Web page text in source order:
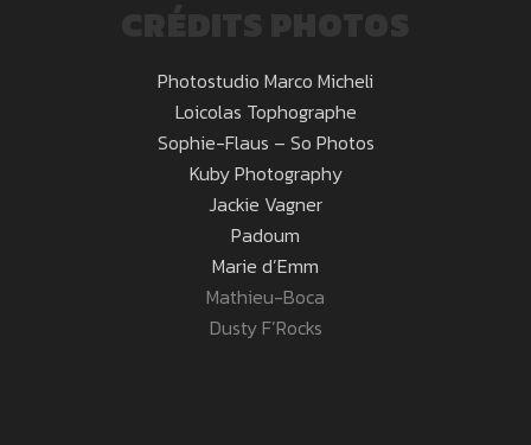
Photostudio Marco Micheli
Loicolas Tophographe
Sophie-Flaus – So Photos
Kuby Photography
Jackie Vagner
Padoum
Marie d’Emm
Mathieu-Boca
Dusty F’Rocks